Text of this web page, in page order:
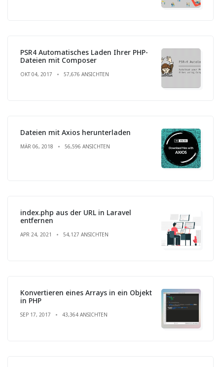
PSR4 Automatisches Laden Ihrer PHP-
Dateien mit Composer
OKT 04, 2017 57,676 ANSICHTEN
Dateien mit Axios herunterladen
MÄR 06, 2018 56,596 ANSICHTEN
index.php aus der URL in Laravel
entfernen
APR 24, 2021 54,127 ANSICHTEN
Konvertieren eines Arrays in ein Objekt
in PHP
SEP 17, 2017 43,364 ANSICHTEN